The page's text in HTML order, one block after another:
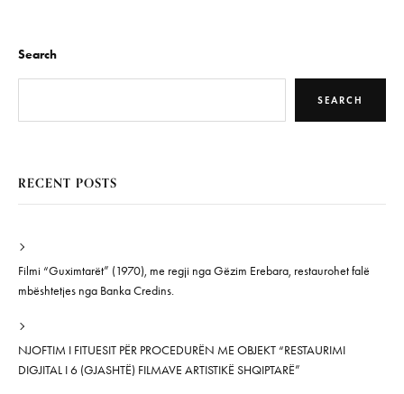
Search
SEARCH
RECENT POSTS
Filmi “Guximtarët” (1970), me regji nga Gëzim Erebara, restaurohet falë
mbështetjes nga Banka Credins.
NJOFTIM I FITUESIT PËR PROCEDURËN ME OBJEKT “RESTAURIMI
DIGJITAL I 6 (GJASHTË) FILMAVE ARTISTIKË SHQIPTARË”